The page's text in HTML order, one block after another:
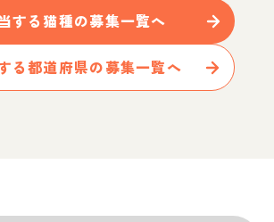
する 猫種の募集一覧へ
る都道府県の募集一覧へ